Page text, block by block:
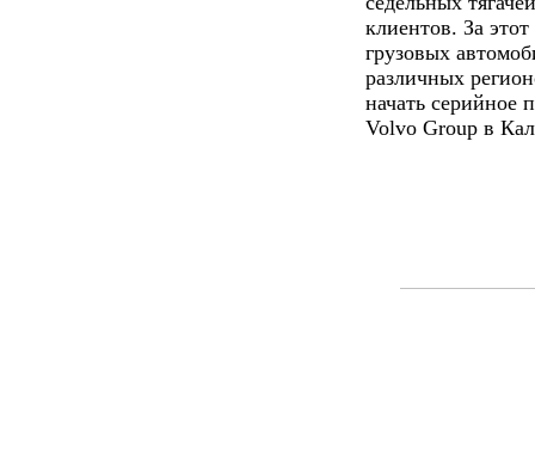
клиентов. За
грузовых
различных
начать серийное
Volvo Group в